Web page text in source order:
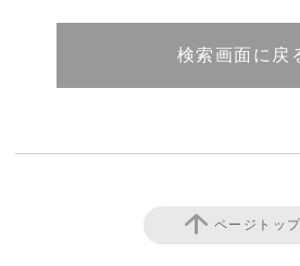
検索画面に戻
ページトップ